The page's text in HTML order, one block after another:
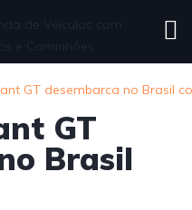
GT desembarca no Brasil
GT
Brasil